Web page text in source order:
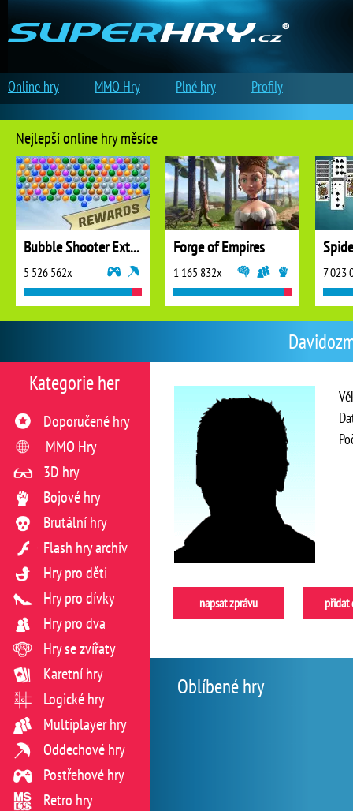
napsat zprávu přidat
Oblíbené hry
Kategorie her
Doporučené hry
MMO Hry
3D hry
Bojové hry
Brutální hry
Flash hry archiv
Hry pro děti
Hry pro dívky
Hry pro dva
Hry se zvířaty
Karetní hry
Logické hry
Multiplayer hry
Oddechové hry
Postřehové hry
Retro hry
Nejlepší online hry měsíce
Bubble Shooter Extreme
5 526 562x
Forge of Empires
1 165 832x 7 023
Online hry MMO Hry Plné hry Profily